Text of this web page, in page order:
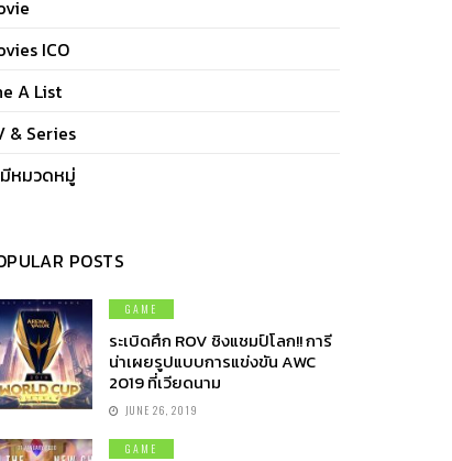
ICO
A List
& Series
หมวดหมู่
POSTS
GAME
ระเบิดศึก ROV ชิงแชมป์โลก!! การี
น่าเผยรูปแบบการแข่งขัน AWC
2019 ที่เวียดนาม
JUNE 26, 2019
GAME